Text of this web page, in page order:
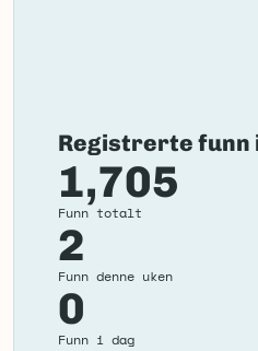
Registrerte funn
1,705
Funn totalt
2
Funn denne uken
0
Funn i dag